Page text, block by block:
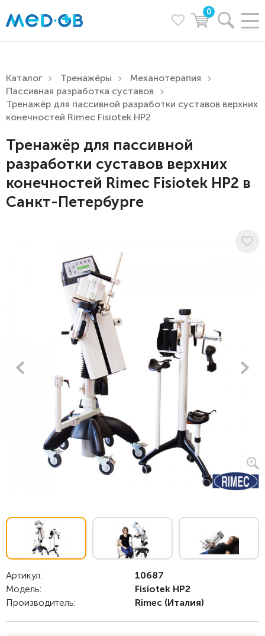
0
Каталог Тренажёры
Механотерапия
Пассивная разработка суставов
Тренажёр для пассивной разработки суставов верхних
конечностей Rimec Fisiotek HP2
Тренажёр для пассивной
разработки суставов верхних
конечностей Rimec Fisiotek HP2 в
Санкт-Петербурге
Артикул:
10687
Модель:
Fisiotek HP2
Производитель:
Rimec (Италия)